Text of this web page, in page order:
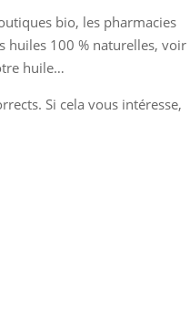
bio, les pharmacies
huiles 100 % naturelles, voir
huile…
Si cela vous intéresse,